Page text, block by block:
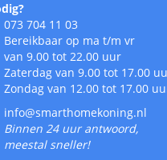
073 704 11 03
Bereikbaar op ma t/m vr
van 9.00 tot 22.00 uur
Zaterdag van 9.00 tot 17.00
Zondag van 12.00 tot 17.00
info@smarthomekoning.nl
Binnen 24 uur antwoord,
meestal sneller!